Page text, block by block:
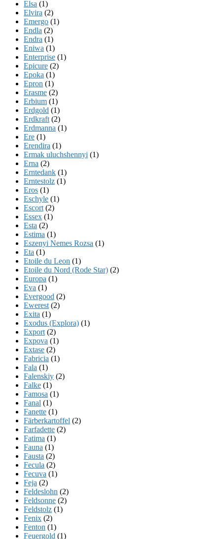
Elsa (1)
Elvira (2)
Emergo (1)
Endla (2)
Endra (1)
Eniwa (1)
Enterprise (1)
Epicure (2)
Epoka (1)
Epron (1)
Erasme (2)
Erbium (1)
Erdgold (1)
Erdkraft (2)
Erdmanna (1)
Ere (1)
Erendira (1)
Ermak uluchshennyi (1)
Erna (2)
Erntedank (1)
Erntestolz (1)
Eros (1)
Eschyle (1)
Escort (2)
Essex (1)
Esta (2)
Estima (1)
Eszenyi Nemes Rozsa (1)
Eta (1)
Etoile du Leon (1)
Etoile du Nord (Rode Star) (2)
Europa (1)
Eva (1)
Evergood (2)
Ewerest (2)
Exita (1)
Exodus (Explora) (1)
Export (2)
Expova (1)
Extase (2)
Fabricia (1)
Fala (1)
Falenskiy (2)
Falke (1)
Famosa (1)
Fanal (1)
Fanette (1)
Färberkartoffel (2)
Farfadette (2)
Fatima (1)
Fauna (1)
Fausta (2)
Fecula (2)
Fecuva (1)
Feja (2)
Feldeslohn (2)
Feldsonne (2)
Feldstolz (1)
Fenix (2)
Fenton (1)
Feuergold (1)